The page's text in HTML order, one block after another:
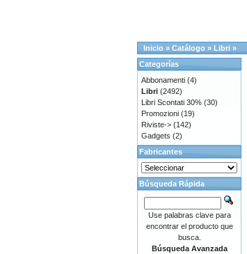
Inicio » Catálogo » Libri »
Categorías
Abbonamenti (4)
Libri (2492)
Libri Scontati 30% (30)
Promozioni (19)
Riviste-> (142)
Gadgets (2)
Fabricantes
Búsqueda Rápida
Use palabras clave para
encontrar el producto que
busca.
Búsqueda Avanzada